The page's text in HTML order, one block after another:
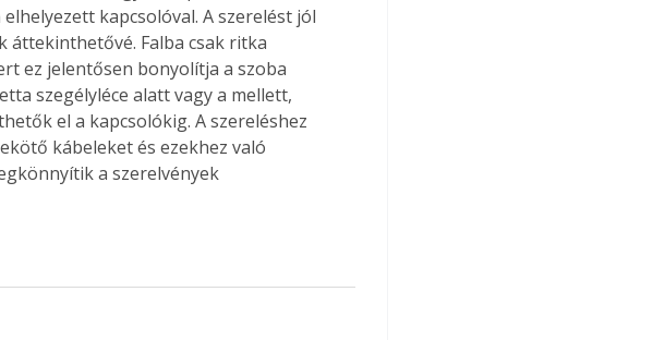
kapcsolóval. A szerelést jól
Falba csak ritka
ez jelentősen bonyolítja a szoba
szegélyléce alatt vagy a mellett,
el a kapcsolókig. A szereléshez
kábeleket és ezekhez való
a szerelvények